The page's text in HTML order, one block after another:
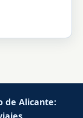
de Alicante: